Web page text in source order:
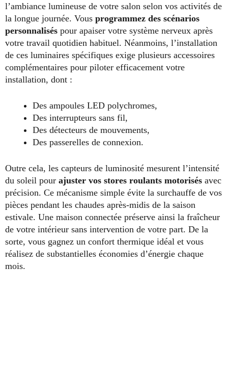
l’ambiance lumineuse de votre salon selon vos activités de
la longue journée. Vous programmez des scénarios
personnalisés pour apaiser votre système nerveux après
votre travail quotidien habituel. Néanmoins, l’installation
de ces luminaires spécifiques exige plusieurs accessoires
complémentaires pour piloter efficacement votre
installation, dont :
Des ampoules LED polychromes,
Des interrupteurs sans fil,
Des détecteurs de mouvements,
Des passerelles de connexion.
Outre cela, les capteurs de luminosité mesurent l’intensité
du soleil pour ajuster vos stores roulants motorisés avec
précision. Ce mécanisme simple évite la surchauffe de vos
pièces pendant les chaudes après-midis de la saison
estivale. Une maison connectée préserve ainsi la fraîcheur
de votre intérieur sans intervention de votre part. De la
sorte, vous gagnez un confort thermique idéal et vous
réalisez de substantielles économies d’énergie chaque
mois.